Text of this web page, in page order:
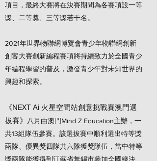
項目，最終大賽將在決賽期間為各賽項設一等
獎、二等獎、三等獎若干名。
2021年世界物聯網博覽會青少年物聯網創新
創客大賽創新編程賽項將持續致力於全國青少
年編程學習的普及，激發青少年對未知世界的
興趣和探索。
《NEXT Ai 火星空間站創意挑戰賽澳門選
拔賽》
八月由澳門Mind Z Education主辦，一
共13組隊伍參賽。該選拔賽中順利選出特等獎
兩隊、優異獎四隊共六隊獲獎隊伍，當中特等
獎兩隊能獲得到江蘇省無錫市參加全國總決